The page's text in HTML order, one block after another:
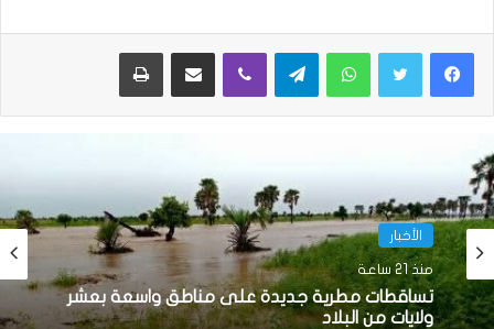
واتساب تيلقرام ڤايبر مشاركة عبر البريد طباعة
الأخبار
منذ 21 ساعة
تساقطات مطرية جديدة على مناطق واسعة بعشر
ولايات من البلاد